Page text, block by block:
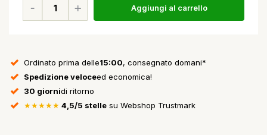
Aggiungi al carrello
Ordinato prima delle15:00, consegnato domani*
Spedizione veloceed economica!
30 giornidi ritorno
★★★★★ 4,5/5 stelle su Webshop Trustmark